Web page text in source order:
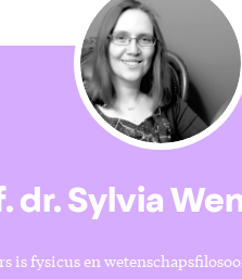
dr. Sylvia
is fysicus en